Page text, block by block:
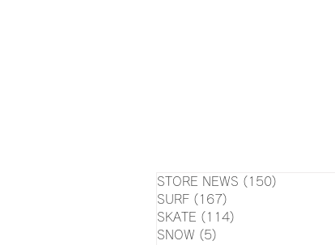
STORE NEWS (150)
SURF (167)
SKATE (114)
SNOW (5)